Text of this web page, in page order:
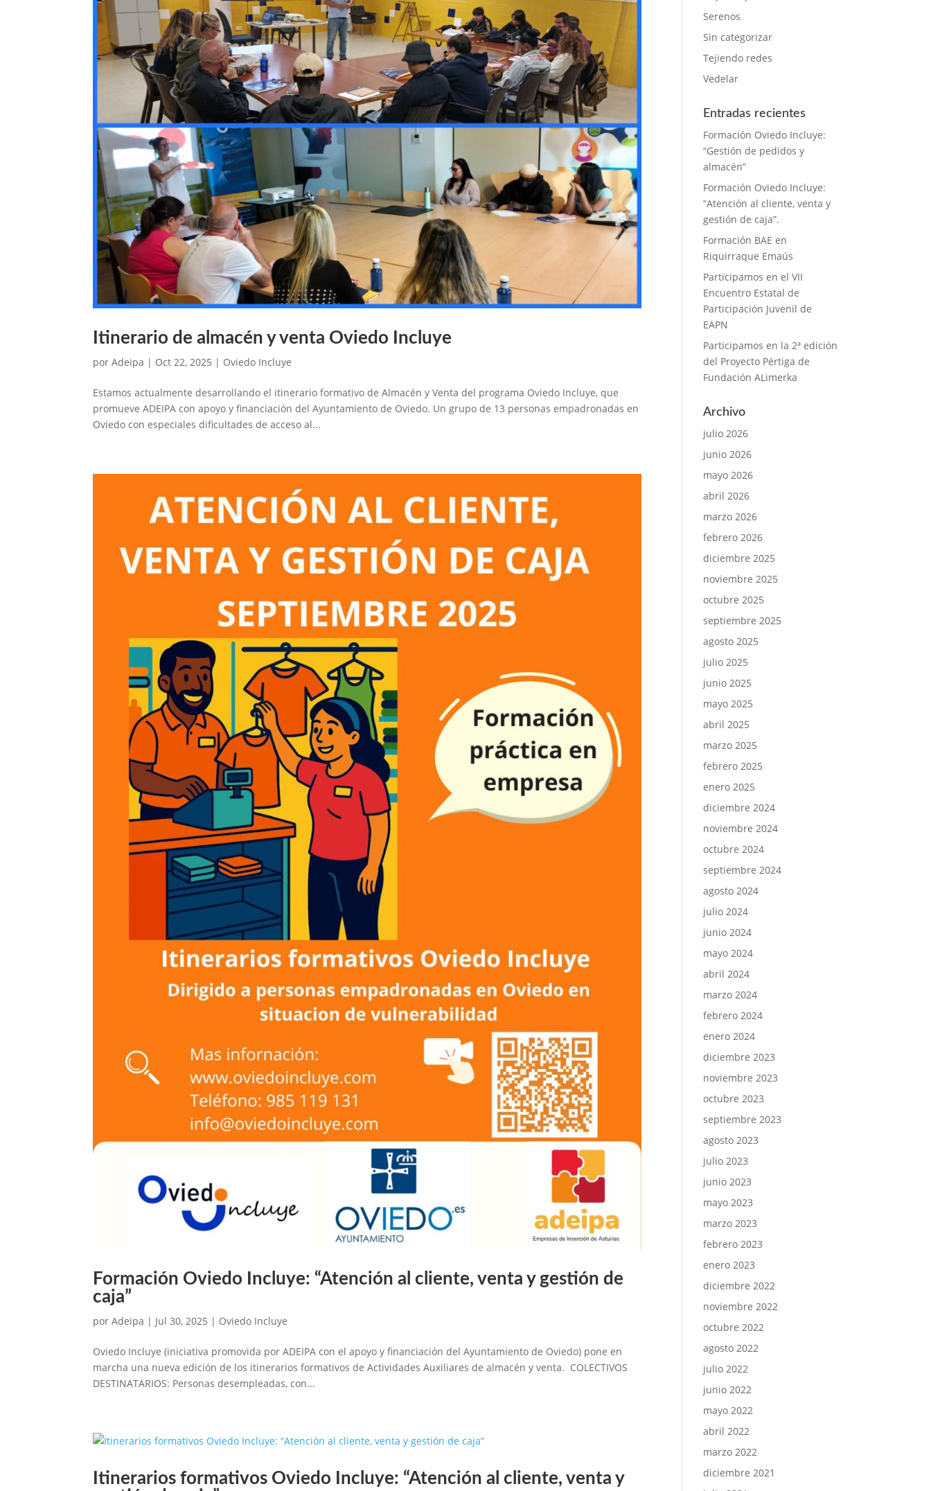
Itinerario de almacén y venta Oviedo Incluye
porAdeipa | Oct 22, 2025 | Oviedo Incluye
Estamos actualmente desarrollando el itinerario formativo de Almacén y Venta del programa Oviedo Incluye, que
promueve ADEIPA con apoyo y financiación del Ayuntamiento de Oviedo. Un grupo de 13 personas empadronadas en
Oviedo con especiales dificultades de acceso al...
Formación Oviedo Incluye: “Atención al cliente, venta y gestión de
caja”
porAdeipa | Jul 30, 2025 | Oviedo Incluye
Oviedo Incluye (iniciativa promovida por ADEIPA con el apoyo y financiación del Ayuntamiento de Oviedo) pone en
marcha una nueva edición de los itinerarios formativos de Actividades Auxiliares de almacén y venta. COLECTIVOS
DESTINATARIOS: Personas desempleadas, con...
Itinerarios formativos Oviedo Incluye: “Atención al cliente, venta y
Serenos
Sin categorizar
Tejiendo redes
Vedelar
Entradas recientes
Formación Oviedo Incluye:
“Gestión de pedidos y
almacén”
Formación Oviedo Incluye:
“Atención al cliente, venta y
gestión de caja”.
Formación BAE en
Riquirraque Emaús
Participamos en el VII
Encuentro Estatal de
Participación Juvenil de
EAPN
Participamos en la 2ª edición
del Proyecto Pértiga de
Fundación ALimerka
Archivo
julio 2026
junio 2026
mayo 2026
abril 2026
marzo 2026
febrero 2026
diciembre 2025
noviembre 2025
octubre 2025
septiembre 2025
agosto 2025
julio 2025
junio 2025
mayo 2025
abril 2025
marzo 2025
febrero 2025
enero 2025
diciembre 2024
noviembre 2024
octubre 2024
septiembre 2024
agosto 2024
julio 2024
junio 2024
mayo 2024
abril 2024
marzo 2024
febrero 2024
enero 2024
diciembre 2023
noviembre 2023
octubre 2023
septiembre 2023
agosto 2023
julio 2023
junio 2023
mayo 2023
marzo 2023
febrero 2023
enero 2023
diciembre 2022
noviembre 2022
octubre 2022
agosto 2022
julio 2022
junio 2022
mayo 2022
abril 2022
marzo 2022
diciembre 2021